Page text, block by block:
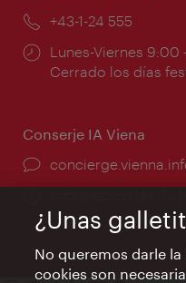
Teléfono:
+43-1-24 555
Horarios
de
Lunes-Viernes 9:00
Cerrado los días
Conserje IA Viena
¿Unas
No queremos darle
cookies son